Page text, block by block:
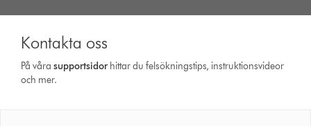
Kontakta oss
På vårasupport­sidor hittar du felsökningstips, instruktionsvideor
och mer.